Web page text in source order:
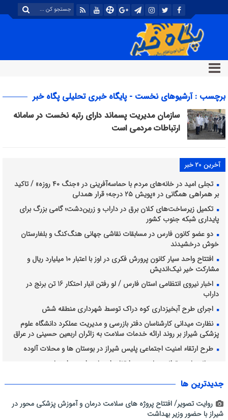
برچسب : آرشیوهای نخست - پایگاه خبری تحلیلی پگاه خبر
سازمان مدیریت پسماند دارای رتبه نخست در سامانه
ارتباطات مردمی است
آخرین 20 خبر
تجلی امید در خانه‌های مردم با حماسه‌آفرینی در «جنگ ۴۰ روزه» / تاکید
بر همراهی همگانی در «پویش ۲۵ درجه؛ قرار همدلی
تکمیل زیرساخت‌های کلان برق در داراب و زرین‌دشت؛ گامی بزرگ برای
پایداری شبکه جنوب کشور
دو عضو کانون فارس در مسابقات نقاشی جهانی هنگ‌کنگ و بلغارستان
خوش درخشیدند
افتتاح واحد سیار کانون پرورش فکری در اوز با اعتبار ۱۰ میلیارد ریال و
مشارکت خیر نیک‌اندیش
اخبار نیروی انتظامی استان فارس / لو رفتن انبار احتکار 16 تن برنج در
داراب
اجرای طرح آبخیزداری کوه دراک توسط شهرداری منطقه شش
نظارت میدانی کارشناسان دفتر بازرسی و مدیریت عملکرد دانشگاه علوم
پزشکی شیراز بر روند ارائه خدمات سلامت به زائران اربعین حسینی در عراق
طرح ارتقاء امنیت اجتماعی پلیس شیراز در بوستان ها و محلات آلوده
رسانه، بازوی توانمند پلیس در ارتقای احساس امنیت اجتماعی
فرهنگ عاشورا، محور همدلی و خدمت در ستاد اربعین حسینی شهرداری
شیراز
جديدترين ها
روایت تصویر/ افتتاح پروژه های سلامت درمان و آموزش پزشکی محور در
شیراز با حضور وزیر بهداشت